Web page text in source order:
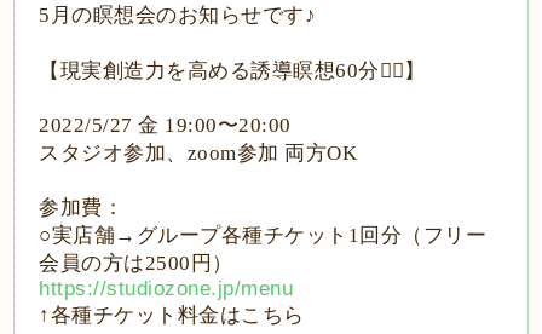
5 月の瞑想会のお知らせです♪
【現実創造力を高める誘導瞑想60分🧘‍♀️ 】
2022/5/27金 19:00〜20:00
スタジオ参加、 zoom参加 両方OK
参加費：
○実店舗→ グループ各種チケット 1回分（フリー
会員の方は2500 円）
https://studiozone.jp/menu
↑各種チケット料金はこちら